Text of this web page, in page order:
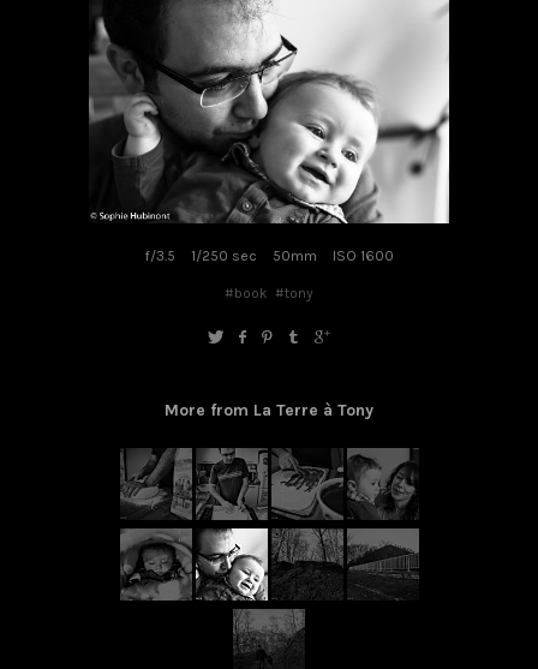
f/3.5 1/250 sec 50mm ISO 1600
#book #tony
More from La Terre à Tony